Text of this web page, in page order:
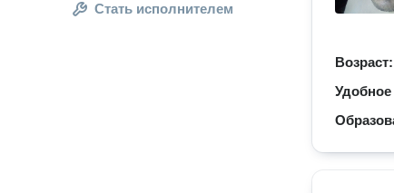
Стать исполнителем
Возраст: